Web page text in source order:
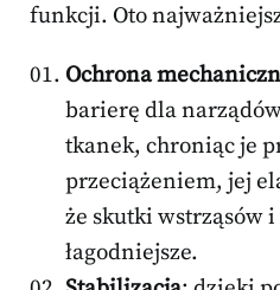
funkcji. Oto
Ochrona
barierę dla
tkanek, chroniąc je
przeciążeniem, jej
że skutki wstrząsów
łagodniejsze.